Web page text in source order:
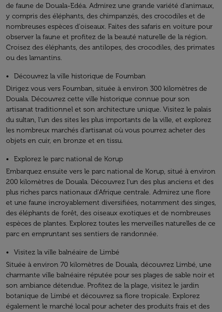
de faune de Douala-Edéa. Admirez une grande variété d'animaux,
y compris des éléphants, des chimpanzés, des crocodiles et de
nombreuses espèces d'oiseaux. Faites des safaris en voiture pour
observer la faune et profitez de la beauté naturelle de la région.
Croisez des éléphants, des antilopes, des crocodiles, des primates
ou des lamantins.
Découvrez la ville historique de Foumban
Dirigez vous vers Foumban, située à environ 300 kilomètres de
Douala. Découvrez cette ville historique connue pour son
artisanat traditionnel et son architecture unique. Visitez le palais
du sultan, l'un des sites les plus importants de la ville, et explorez
les nombreux marchés d'artisanat où vous pourrez acheter des
objets en cuir, en bronze et en tissu.
Explorez le parc national de Korup
Embarquez ensuite vers le parc national de Korup, situé à environ
200 kilomètres de Douala. Découvrez l'un des plus anciens et des
plus riches parcs nationaux d'Afrique centrale. Admirez une flore
et une faune incroyablement diversifiées, notamment des singes,
des éléphants de forêt, des oiseaux exotiques et de nombreuses
espèces de plantes. Explorez toutes les merveilles naturelles de ce
parc en empruntant ses sentiers de randonnée.
Visitez la ville balnéaire de Limbé
Située à environ 70 kilomètres de Douala, découvrez Limbé, une
charmante ville balnéaire réputée pour ses plages de sable noir et
son ambiance détendue. Profitez de la plage, visitez le jardin
botanique de Limbé et découvrez sa flore tropicale. Explorez
également le marché local pour acheter des produits frais et des